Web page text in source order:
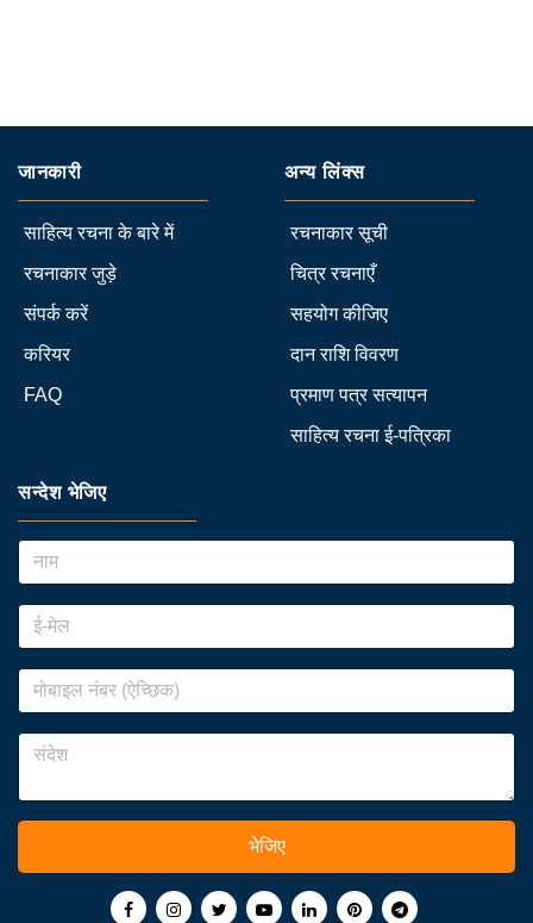
जानकारी
साहित्य रचना के बारे में
रचनाकार जुड़े
संपर्क करें
करियर
FAQ
अन्य लिंक्स
रचनाकार सूची
चित्र रचनाएँ
सहयोग कीजिए
दान राशि विवरण
प्रमाण पत्र सत्यापन
साहित्य रचना ई-पत्रिका
सन्देश भेजिए
भेजिए